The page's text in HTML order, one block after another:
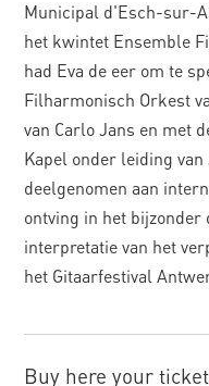
Municipal d'Esch-sur-
het kwintet Ensemble
had Eva de eer om te
Filharmonisch Orkest
van Carlo Jans en met
Kapel onder leiding
deelgenomen aan
ontving in het bijzonder
interpretatie van het
het Gitaarfestival
Buy here your